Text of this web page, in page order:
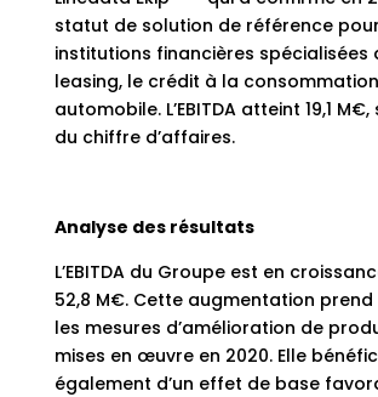
statut de solution de référence
institutions financières spécialisées
leasing, le crédit à la
automobile. L’EBITDA atteint 19,1
du chiffre d’affaires.
Analyse des résultats
L’EBITDA du Groupe est en
52,8 M€. Cette augmentation
les mesures d’amélioration de
mises en œuvre en 2020. Elle
également d’un effet de base